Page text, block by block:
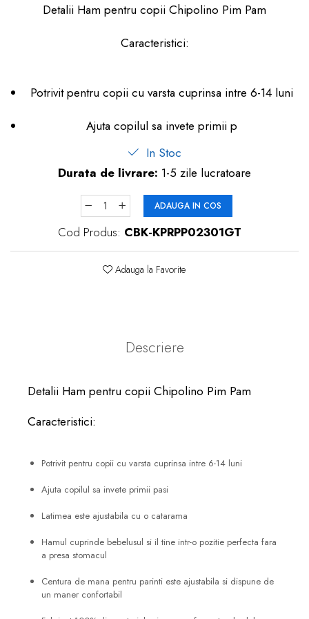
dopuri de urechi
Produse îngrijire copii
Detalii Ham pentru copii Chipolino Pim Pam
Caracteristici:
Potrivit pentru copii cu varsta cuprinsa intre 6-14 luni
Ajuta copilul sa invete primii p
In Stoc
Durata de livrare: 1-5 zile lucratoare
ADAUGA IN COS
Cod Produs: CBK-KPRPP02301GT
Adauga la Favorite
Descriere
Detalii Ham pentru copii Chipolino Pim Pam
Caracteristici:
Potrivit pentru copii cu varsta cuprinsa intre 6-14 luni
Ajuta copilul sa invete primii pasi
Latimea este ajustabila cu o catarama
Hamul cuprinde bebelusul si il tine intr-o pozitie perfecta fara
a presa stomacul
Centura de mana pentru parinti este ajustabila si dispune de
un maner confortabil